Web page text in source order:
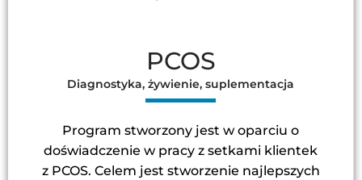
PCOS
Diagnostyka, żywienie, suplementacja
Program stworzony jest w oparciu o
doświadczenie w pracy z setkami klientek
z PCOS. Celem jest stworzenie najlepszych